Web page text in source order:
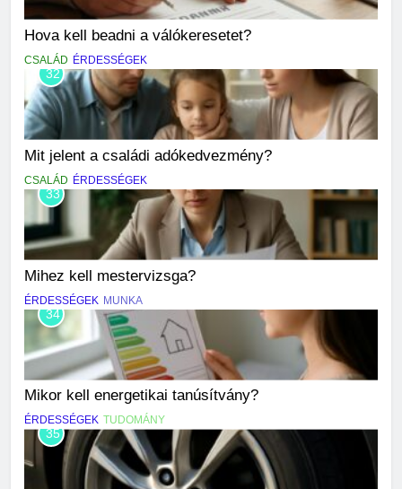
Hova kell beadni a válókeresetet?
CSALÁD ÉRDESSÉGEK
32
Mit jelent a családi adókedvezmény?
CSALÁD ÉRDESSÉGEK
33
Mihez kell mestervizsga?
ÉRDESSÉGEK MUNKA
34
Mikor kell energetikai tanúsítvány?
ÉRDESSÉGEK TUDOMÁNY
35